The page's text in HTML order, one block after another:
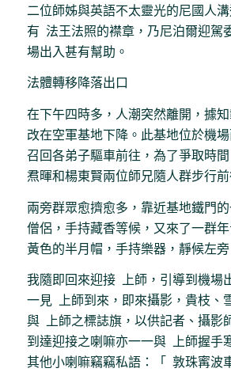
二位師姊與英語不太靈光的尼國人
有 法王法照的襟章，乃尼泊爾迎駕
場出入甚有幫助。
法體轉移降落出口
在下午四時多，人潮突然離開，據
改在空軍基地下降。此基地位於機
召回各弟子驅車前往，為了爭取時
焄暉和楊東賢兩位師兄隨人群步行前
兩旁群眾愈擠愈多，靠近基地鐵門
僧侶，手持藏香等候，又來了一群
黃色的半月帽，手持樂器，靜候左旁
我隨即回來迎接 上師，引導到機場
一見 上師到來，即來攝影，貴枝、
與 上師之標誌旗，以供記者、攝影
到達迎接之喇嘛亦一一與 上師握手
其他小喇嘛竊竊私語：「 敦珠寗波